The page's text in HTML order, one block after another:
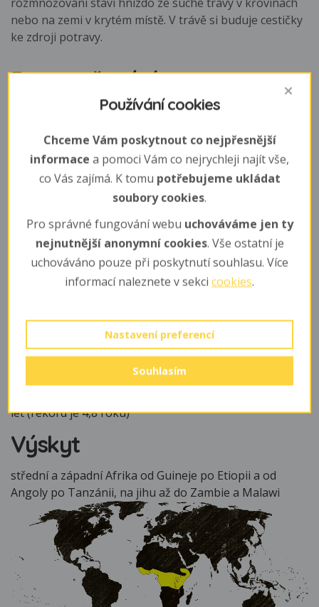
nebo na zemi v krytém místě. V trávě si buduje cestičky
ke zdroji potravy.
Rozmnožování
Pohlavní dospělost nastává ve 3 - 5 měsících. Březost 25
většinou, ale přijde o život dříve než se stihne
rozmnožit po druhé.
1 - 8 (průměrně 4 - 5) holých a slepých mláďat, která
jsou kojena asi 20 dní.
Potrava
tráva, listí, plody, semena a hmyz (hlavně termiti)
Dožívá se
v přírodě obvykle jen několik měsíců (většinou se
let (rekord je 4,8 roku)
Výskyt
střední a západní Afrika od Guineje po Etiopii a od
Angoly po Tanzánii, na jihu až do Zambie a Malawi
Používání cookies
Chceme Vám poskytnout co nejpřesnější
informace a pomoci Vám co nejrychleji najít vše,
co Vás zajímá. K tomu potřebujeme ukládat
soubory cookies.
Pro správné fungování webu uchováváme jen ty
nejnutnější anonymní cookies. Vše ostatní je
uchováváno pouze při poskytnutí souhlasu. Více
informací naleznete v sekci cookies.
Nastavení preferencí
Souhlasím